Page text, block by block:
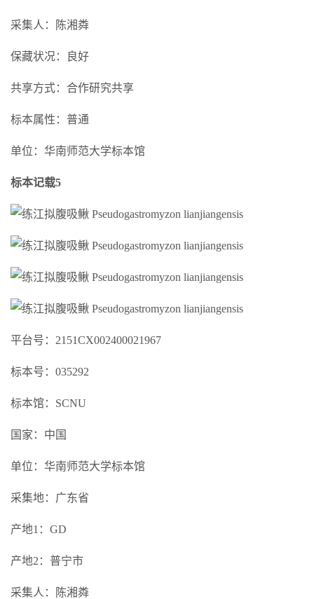
采集人：陈湘粦
保藏状况：良好
共享方式：合作研究共享
标本属性：普通
单位：华南师范大学标本馆
标本记载5
平台号：2151CX002400021967
标本号：035292
标本馆：SCNU
国家：中国
单位：华南师范大学标本馆
采集地：广东省
产地1：GD
产地2：普宁市
采集人：陈湘粦